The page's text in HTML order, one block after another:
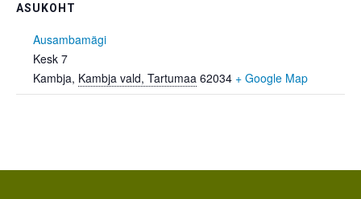
ASUKOHT
Ausambamägi
Kesk 7
Kambja, Kambja vald, Tartumaa 62034 + Google Map